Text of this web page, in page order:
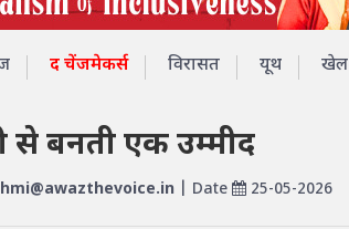
द चेंजमेकर्स विरासत यूथ खेल
बनती एक उम्मीद
| Date 25-05-2026